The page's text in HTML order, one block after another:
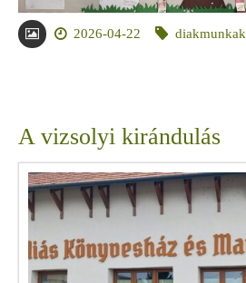
2026-04-22 diakmunkak
A vizsolyi kirándulás